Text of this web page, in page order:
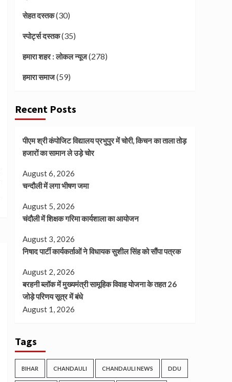
सेहत दस्तक(30)
स्पोर्ट्स दस्तक(35)
हमारा शहर : लोकल न्यूज(278)
हमारा समाज(59)
Recent Posts
पीएम श्री कंपोजिट विद्यालय प्रभुपुर में चोरी, किचन का ताला तोड़
हजारों का सामान ले उड़े चोर
August 6, 2026
चन्दौली में लगा भीषण जमा
August 5, 2026
चंदौली में शिक्षक गरिमा कार्यशाला का आयोजन
August 3, 2026
निषाद पार्टी कार्यकर्ताओं ने विधायक सुशील सिंह को सौंपा पत्रक
August 2, 2026
बरहनी ब्लॉक में मुख्यमंत्री सामूहिक विवाह योजना के तहत 26
जोड़े परिणय सूत्र में बंधे
August 1, 2026
Tags
BIHAR CHANDAULI CHANDAULI NEWS DDU